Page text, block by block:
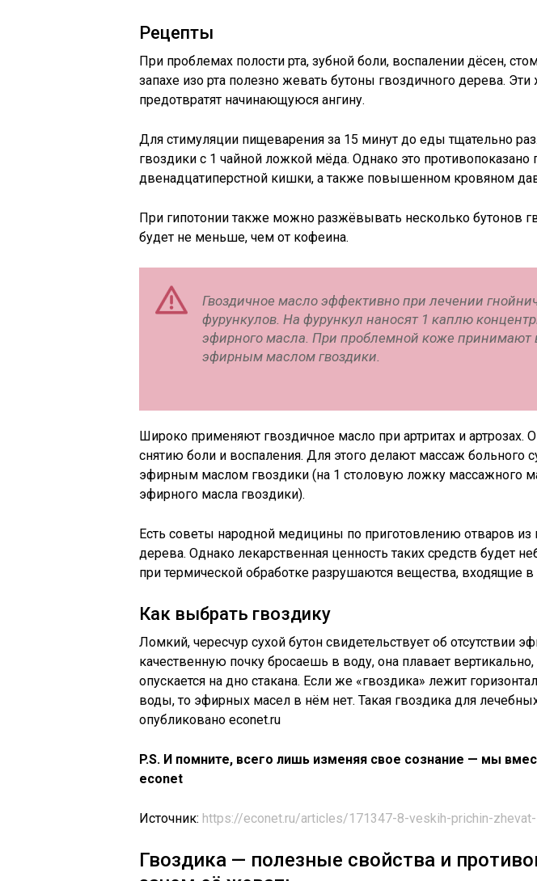
Рецепты
При проблемах полости рта, зубной боли, воспалении дёсен,
запахе изо рта полезно жевать бутоны гвоздичного дерева.
предотвратят начинающуюся ангину.
Для стимуляции пищеварения за 15 минут до еды тщательно
гвоздики с 1 чайной ложкой мёда. Однако это противопоказано
двенадцатиперстной кишки, а также повышенном кровяном
При гипотонии также можно разжёвывать несколько бутонов
будет не меньше, чем от кофеина.
Гвоздичное масло эффективно при лечении
фурункулов. На фурункул наносят 1 каплю
эфирного масла. При проблемной коже принимают
эфирным маслом гвоздики.
Широко применяют гвоздичное масло при артритах и артрозах.
снятию боли и воспаления. Для этого делают массаж больного
эфирным маслом гвоздики (на 1 столовую ложку массажного
эфирного масла гвоздики).
Есть советы народной медицины по приготовлению отваров из
дерева. Однако лекарственная ценность таких средств будет
при термической обработке разрушаются вещества, входящие в
Как выбрать гвоздику
Ломкий, чересчур сухой бутон свидетельствует об отсутствии
качественную почку бросаешь в воду, она плавает
опускается на дно стакана. Если же «гвоздика» лежит
воды, то эфирных масел в нём нет. Такая гвоздика для
опубликовано econet.ru
P.S. И помните, всего лишь изменяя свое сознание — мы
econet
Источник: https://econet.ru/articles/171347-8-veskih-prichin-
Гвоздика — полезные свойства и